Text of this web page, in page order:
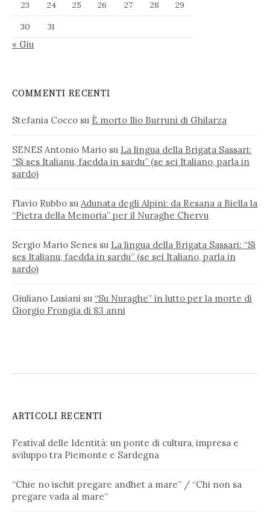
23
24 25 26 27 28
29
30
31
« Giu
COMMENTI RECENTI
Stefania Cocco su È morto Ilio Burruni di Ghilarza
SENES Antonio Mario su La lingua della Brigata Sassari:
“Si ses Italianu, faedda in sardu” (se sei Italiano, parla in
sardo)
Flavio Rubbo su Adunata degli Alpini: da Resana a Biella la
“Pietra della Memoria” per il Nuraghe Chervu
Sergio Mario Senes su La lingua della Brigata Sassari: “Si
ses Italianu, faedda in sardu” (se sei Italiano, parla in
sardo)
Giuliano Lusiani su “Su Nuraghe” in lutto per la morte di
Giorgio Frongia di 83 anni
ARTICOLI RECENTI
Festival delle Identità: un ponte di cultura, impresa e
sviluppo tra Piemonte e Sardegna
“Chie no ischit pregare andhet a mare” / “Chi non sa
pregare vada al mare”